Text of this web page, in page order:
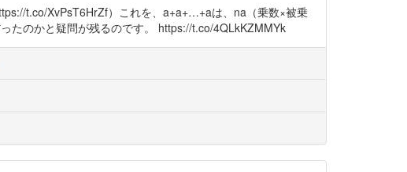
t.co/XvPsT6HrZf）これを、a+a+…+aは、na（乗数×被乗
たのかと疑問が残るのです。 https://t.co/4QLkKZMMYk